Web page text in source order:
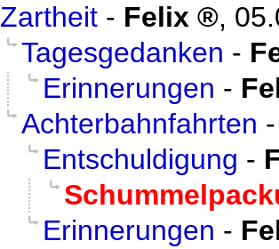
Zartheit - Felix ,
Tagesgedanken -
Erinnerungen -
Achterbahnfahrten
Entschuldigung -
Erinnerungen -